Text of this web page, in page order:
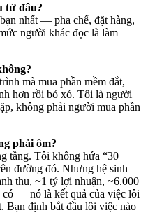
từ đâu?
nhất — pha chế, đặt hàng,
người khác đọc là làm
mà mua phần mềm đắt,
hơn rồi bỏ xó. Tôi là người
không phải người mua phần
phải ôm?
tầng. Tôi không hứa “30
đường đó. Nhưng hệ sinh
thu, ~1 tỷ lợi nhuận, ~6.000
có — nó là kết quả của việc lôi
Bạn định bắt đầu lôi việc nào